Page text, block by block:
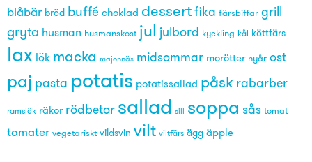
blåbär bröd buffé choklad dessertfika färsbiffar grill
gryta husman husmanskost jul julbord kyckling kål köttfärs
lax lök macka majonnäs midsommar morötter nyår ost
paj pasta potatis potatissallad påsk rabarber
ramslök räkor rödbetor sallad sill soppa sås tomat
tomater vegetariskt vildsvin vilt viltfärs ägg äpple